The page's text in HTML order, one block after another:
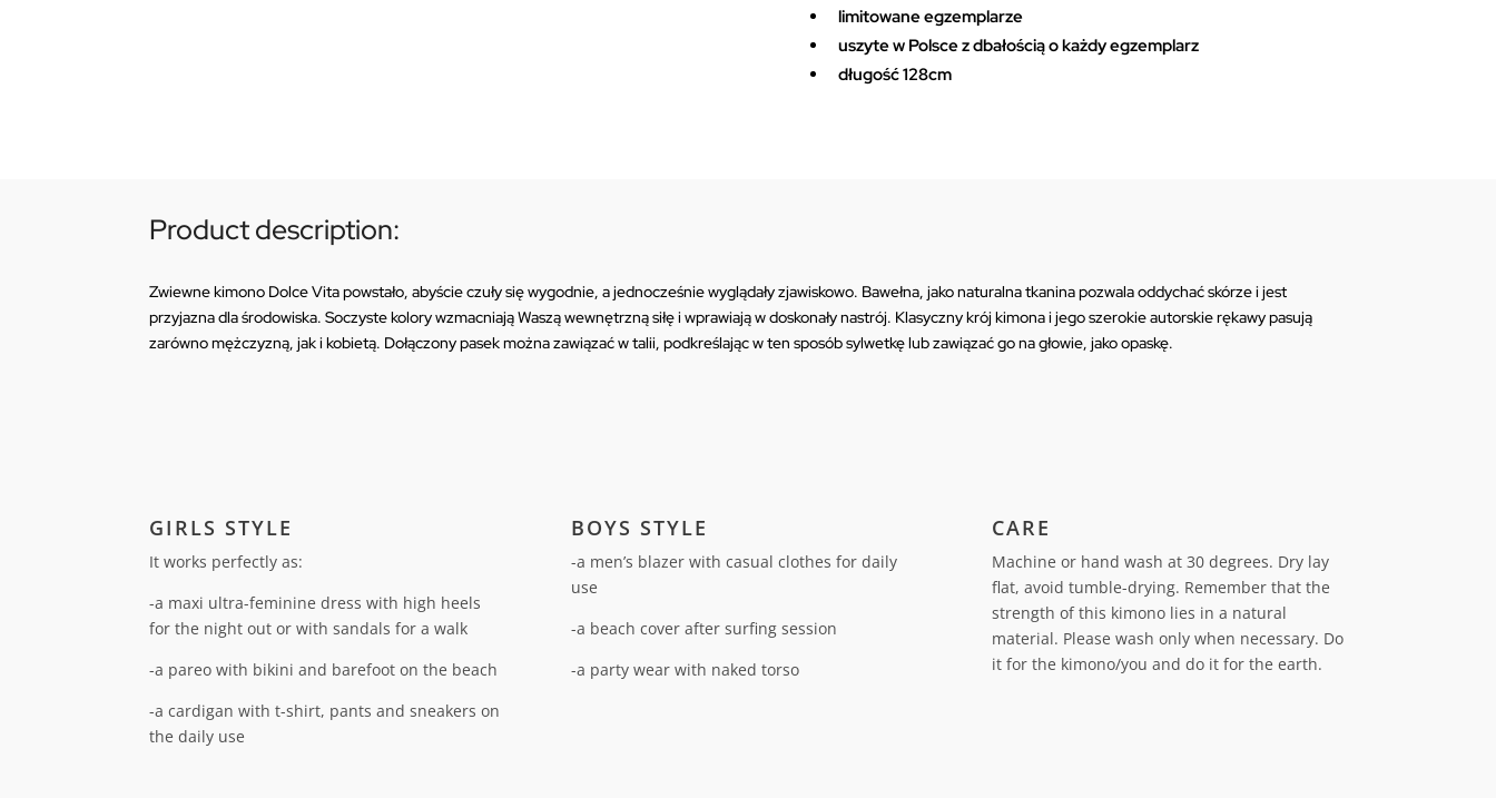
limitowane egzemplarze
uszyte w Polsce z dbałością o każdy egzemplarz
długość 128cm
Product description:
Zwiewne kimono Dolce Vita powstało, abyście czuły się wygodnie, a jednocześnie wyglądały zjawiskowo. Bawełna, jako naturalna tkanina pozwala oddychać skórze i jest
przyjazna dla środowiska. Soczyste kolory wzmacniają Waszą wewnętrzną siłę i wprawiają w doskonały nastrój. Klasyczny krój kimona i jego szerokie autorskie rękawy pasują
zarówno mężczyzną, jak i kobietą. Dołączony pasek można zawiązać w talii, podkreślając w ten sposób sylwetkę lub zawiązać go na głowie, jako opaskę.
GIRLS STYLE
It works perfectly as:
-a maxi ultra-feminine dress with high heels
for the night out or with sandals for a walk
-a pareo with bikini and barefoot on the beach
-a cardigan with t-shirt, pants and sneakers on
the daily use
BOYS STYLE
-a men’s blazer with casual clothes for daily
use
-a beach cover after surfing session
-a party wear with naked torso
CARE
Machine or hand wash at 30 degrees. Dry lay
flat, avoid tumble-drying. Remember that the
strength of this kimono lies in a natural
material. Please wash only when necessary. Do
it for the kimono/you and do it for the earth.